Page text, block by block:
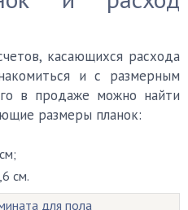
касающихся расхода
и с размерным
в продаже можно найти
размеры планок:
см.